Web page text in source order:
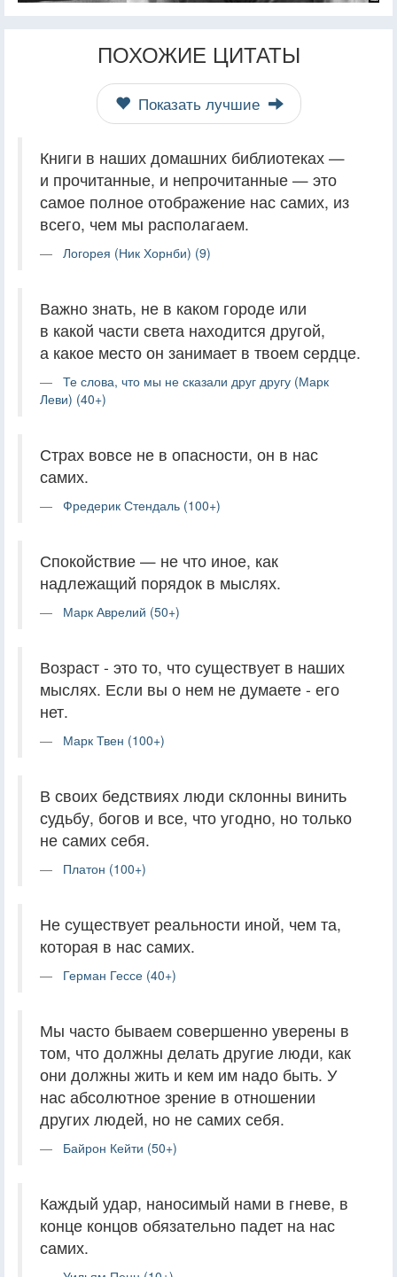
ПОХОЖИЕ ЦИТАТЫ
Показать лучшие
Книги в наших домашних библиотеках —
и прочитанные, и непрочитанные — это
самое полное отображение нас самих, из
всего, чем мы располагаем.
Логорея (Ник Хорнби) (9)
Важно знать, не в каком городе или
в какой части света находится другой,
а какое место он занимает в твоем сердце.
Те слова, что мы не сказали друг другу (Марк
Леви) (40+)
Страх вовсе не в опасности, он в нас
самих.
Фредерик Стендаль (100+)
Спокойствие — не что иное, как
надлежащий порядок в мыслях.
Марк Аврелий (50+)
Возраст - это то, что существует в наших
мыслях. Если вы о нем не думаете - его
нет.
Марк Твен (100+)
В своих бедствиях люди склонны винить
судьбу, богов и все, что угодно, но только
не самих себя.
Платон (100+)
Не существует реальности иной, чем та,
которая в нас самих.
Герман Гессе (40+)
Мы часто бываем совершенно уверены в
том, что должны делать другие люди, как
они должны жить и кем им надо быть. У
нас абсолютное зрение в отношении
других людей, но не самих себя.
Байрон Кейти (50+)
Каждый удар, наносимый нами в гневе, в
конце концов обязательно падет на нас
самих.